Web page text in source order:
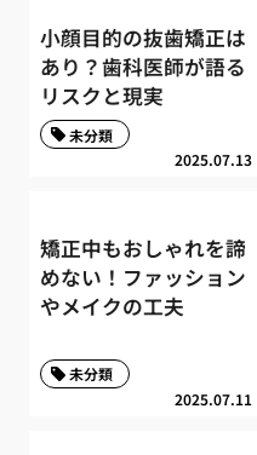
小顔目的の抜歯矯正は
あり？歯科医師が語る
リスクと現実
2025.07.13
未分類
矯正中もおしゃれを諦
めない！ファッション
やメイクの工夫
2025.07.11
未分類